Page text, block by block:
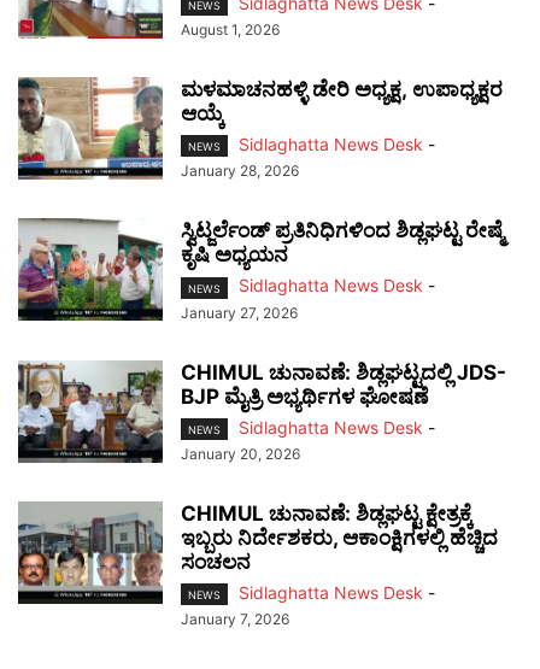
NEWS
August 1, 2026
ಮಳಮಾಚನಹಳ್ಳಿ ಡೇರಿ ಅಧ್ಯಕ್ಷ, ಉಪಾಧ್ಯಕ್ಷರ
ಆಯ್ಕೆ
NEWS Sidlaghatta News Desk -
January 28, 2026
ಸ್ವಿಟ್ಜರ್ಲೆಂಡ್‌ ಪ್ರತಿನಿಧಿಗಳಿಂದ ಶಿಡ್ಲಘಟ್ಟ ರೇಷ್ಮೆ
ಕೃಷಿ ಅಧ್ಯಯನ
NEWS Sidlaghatta News Desk -
January 27, 2026
CHIMUL ಚುನಾವಣೆ: ಶಿಡ್ಲಘಟ್ಟದಲ್ಲಿ JDS-
BJP ಮೈತ್ರಿ ಅಭ್ಯರ್ಥಿಗಳ ಘೋಷಣೆ
NEWS Sidlaghatta News Desk -
January 20, 2026
CHIMUL ಚುನಾವಣೆ: ಶಿಡ್ಲಘಟ್ಟ ಕ್ಷೇತ್ರಕ್ಕೆ
ಇಬ್ಬರು ನಿರ್ದೇಶಕರು, ಆಕಾಂಕ್ಷಿಗಳಲ್ಲಿ ಹೆಚ್ಚಿದ
ಸಂಚಲನ
NEWS Sidlaghatta News Desk -
January 7, 2026